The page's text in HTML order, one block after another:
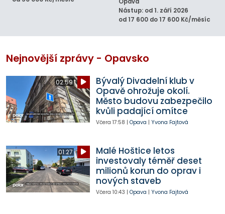
Nástup: od 1. září 2026
od 17 600 do 17 600 Kč/měsíc
Nejnovější zprávy - Opavsko
02:59
Bývalý Divadelní klub v
Opavě ohrožuje okolí.
Město budovu zabezpečilo
kvůli padající omítce
Včera 17:58 | Opava | Yvona Fajtová
01:27
Malé Hoštice letos
investovaly téměř deset
milionů korun do oprav i
nových staveb
Včera 10:43 | Opava | Yvona Fajtová